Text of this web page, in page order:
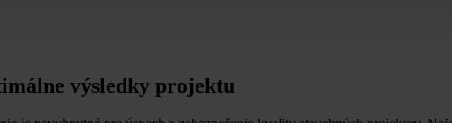
výsledky projektu